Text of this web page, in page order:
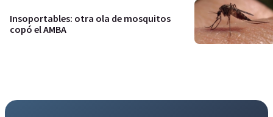
Insoportables: otra ola de mosquitos
copó el AMBA